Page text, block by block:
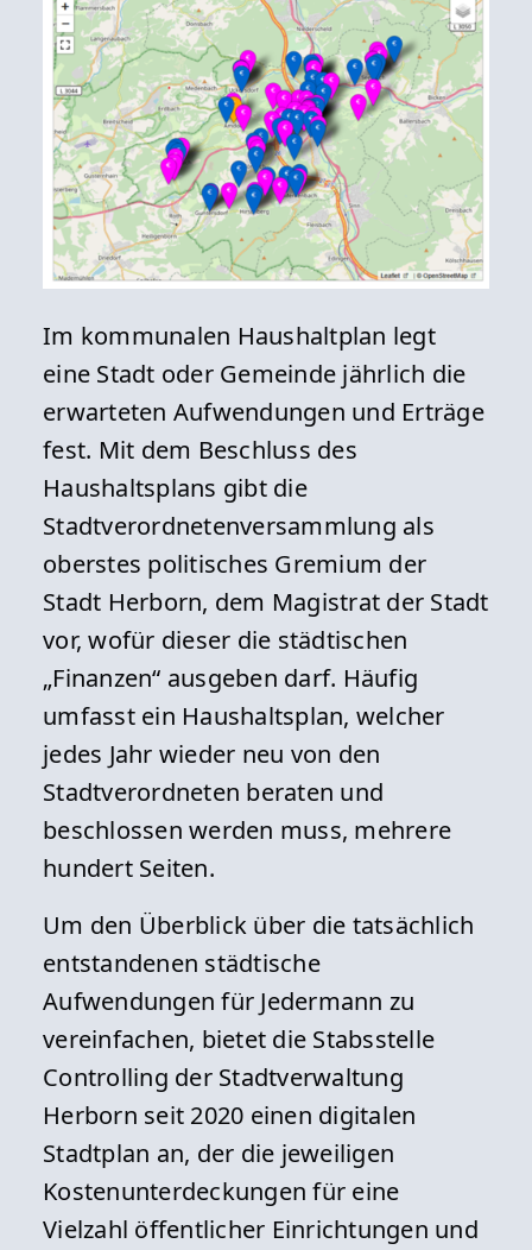
Im kommunalen Haushaltplan legt
eine Stadt oder Gemeinde jährlich die
erwarteten Aufwendungen und Erträge
fest. Mit dem Beschluss des
Haushaltsplans gibt die
Stadtverordnetenversammlung als
oberstes politisches Gremium der
Stadt Herborn, dem Magistrat der Stadt
vor, wofür dieser die städtischen
„Finanzen“ ausgeben darf. Häufig
umfasst ein Haushaltsplan, welcher
jedes Jahr wieder neu von den
Stadtverordneten beraten und
beschlossen werden muss, mehrere
hundert Seiten.
Um den Überblick über die tatsächlich
entstandenen städtische
Aufwendungen für Jedermann zu
vereinfachen, bietet die Stabsstelle
Controlling der Stadtverwaltung
Herborn seit 2020 einen digitalen
Stadtplan an, der die jeweiligen
Kostenunterdeckungen für eine
Vielzahl öffentlicher Einrichtungen und